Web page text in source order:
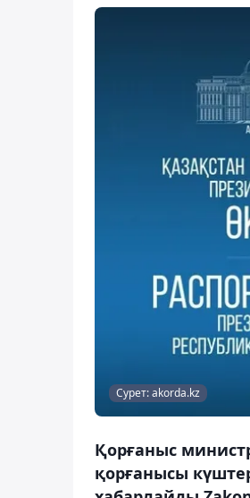
Сурет: akorda.kz
Қорғаныс
қорғанысы